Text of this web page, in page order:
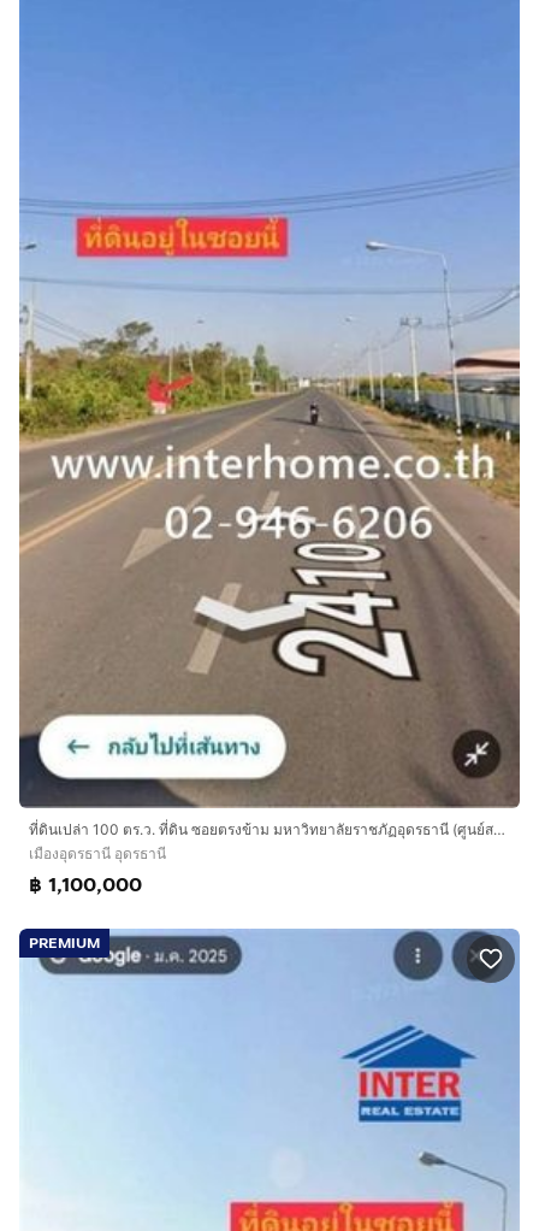
ที่ดินเปล่า 100 ตร.ว. ที่ดิน ซอยตรงข้าม มหาวิทยาลัยราชภัฏอุดรธานี (ศูนย์สามพร้าว) ถนนทางหลวงหมายเลข2410 เมืองอุดรธานี อุดรธานี
เมืองอุดรธานี อุดรธานี
฿ 1,100,000
PREMIUM